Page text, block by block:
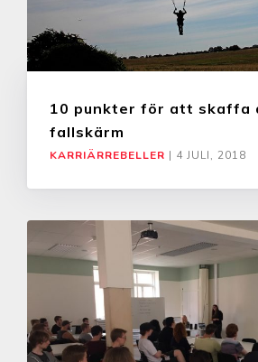
10 punkter för att skaffa
fallskärm
KARRIÄRREBELLER | 4 JULI, 2018